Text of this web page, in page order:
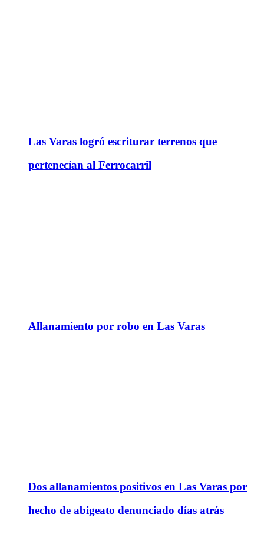
Las Varas logró escriturar terrenos que
pertenecían al Ferrocarril
Allanamiento por robo en Las Varas
Dos allanamientos positivos en Las Varas por
hecho de abigeato denunciado días atrás